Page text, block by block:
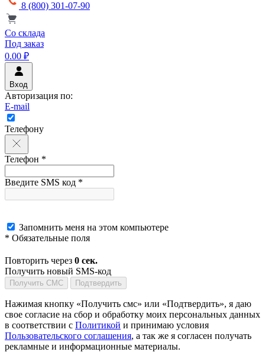
8 (800) 301-07-90
Со склада
Под заказ
0.00 ₽
Вход
Авторизация по:
E-mail
Телефону
Телефон *
Введите SMS код *
Запомнить меня на этом компьютере
* Обязательные поля
Повторить через 0 сек.
Получить новый SMS-код
Получить СМС Подтвердить
Нажимая кнопку «Получить смс» или «Подтвердить», я даю
свое согласие на сбор и обработку моих персональных данных
в соответствии с Политикой и принимаю условия
Пользовательского соглашения, а так же я согласен получать
рекламные и информационные материалы.